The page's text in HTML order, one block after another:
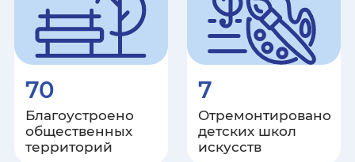
Смоленская область
Ставропольский край
Тамбовская область
Республика Татарстан
70
Благоустроено
общественных
территорий
7
Отремонтировано
детских школ
искусств